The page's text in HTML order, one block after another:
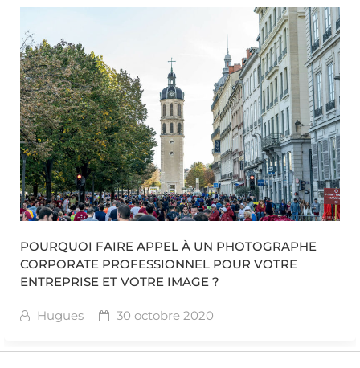
POURQUOI FAIRE APPEL À UN PHOTOGRAPHE
CORPORATE PROFESSIONNEL POUR VOTRE
ENTREPRISE ET VOTRE IMAGE ?
Hugues 30 octobre 2020